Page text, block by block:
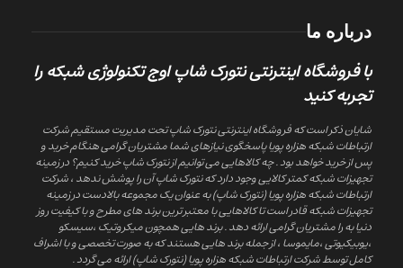
درباره ما
با فروشگاه اینترنتی نتورک شاپ اوج تکنولوژی شبکه را
تجربه کنید
شایان ذکر است که فروشگاه اینترنتی نتورک شاپ تحت مدیریت مستقیم شرکت
ارتباطات شبکه هزاره پویا پاسخگوی نیازهای شما مشتریان گرامی هنگام خرید و
پس از خرید خواهد بود . چه کالاهایی می توانیم از نتورک شاپ خرید کنیم؟ در زمینه
تجهیزات شبکه کمتر کالایی وجود دارد که نتورک شاپ آن را پوشش ندهد ، شرکت
ارتباطات شبکه هزاره پویا (نتورک شاپ) به عنوان یک مجموعه بالادست در زمینه
تجهیزات شبکه قادر است تا کالاهایی با معتبر ترین برند های مطرح و با کیفیت روز
دنیا به را مشتریان گرامی ارائه دهد . برند هایی همچون میکروتیک ،سیسکو
،یوبیکیوتی ،مایموسا ، از جمله برند هایی هستند که به صورت تخصصی و با اشراف
کامل توسط شرکت ارتباطات شبکه هزاره پویا (نتورک شاپ) ارائه می گردد .